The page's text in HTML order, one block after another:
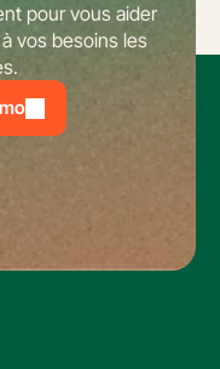
pour vous aider
vos besoins les